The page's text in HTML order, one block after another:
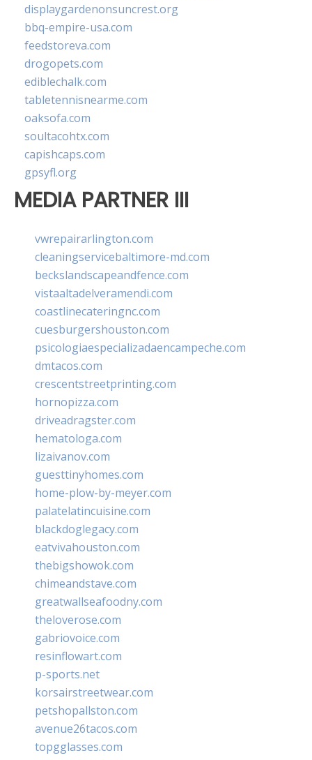
displaygardenonsuncrest.org
bbq-empire-usa.com
feedstoreva.com
drogopets.com
ediblechalk.com
tabletennisnearme.com
oaksofa.com
soultacohtx.com
capishcaps.com
gpsyfl.org
MEDIA PARTNER III
vwrepairarlington.com
cleaningservicebaltimore-md.com
beckslandscapeandfence.com
vistaaltadelveramendi.com
coastlinecateringnc.com
cuesburgershouston.com
psicologiaespecializadaencampeche.com
dmtacos.com
crescentstreetprinting.com
hornopizza.com
driveadragster.com
hematologa.com
lizaivanov.com
guesttinyhomes.com
home-plow-by-meyer.com
palatelatincuisine.com
blackdoglegacy.com
eatvivahouston.com
thebigshowok.com
chimeandstave.com
greatwallseafoodny.com
theloverose.com
gabriovoice.com
resinflowart.com
p-sports.net
korsairstreetwear.com
petshopallston.com
avenue26tacos.com
topgglasses.com